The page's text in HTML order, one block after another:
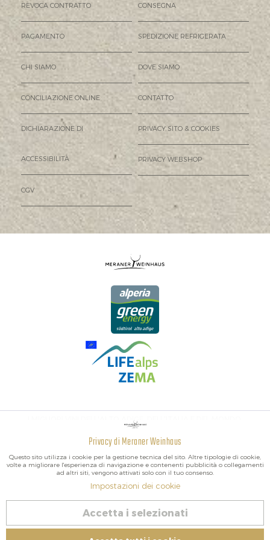
REVOCA CONTRATTO CONSEGNA
PAGAMENTO SPEDIZIONE REFRIGERATA
CHI SIAMO DOVE SIAMO
CONCILIAZIONE ONLINE CONTATTO
DICHIARAZIONE DI
ACCESSIBILITÀ
PRIVACY SITO & COOKIES
PRIVACY WEBSHOP
CGV
I MIGLIORI VINI DELL'ALTO ADIGE, DELL'ITALIA E DEL MONDO.
Revoca contratto
| P.IVA IT02578060218 | Bio-Certificato:
Tracciamento
attivo
Privacy di Meraner Weinhaus
Questo sito utilizza i cookie per la gestione tecnica del sito. Altre tipologie di cookie,
volte a migliorare l'esperienza di navigazione e contenenti pubblicità o collegamenti
ad altri siti, vengono attivati solo con il tuo consenso.
Impostazioni dei cookie
Accetta i selezionati